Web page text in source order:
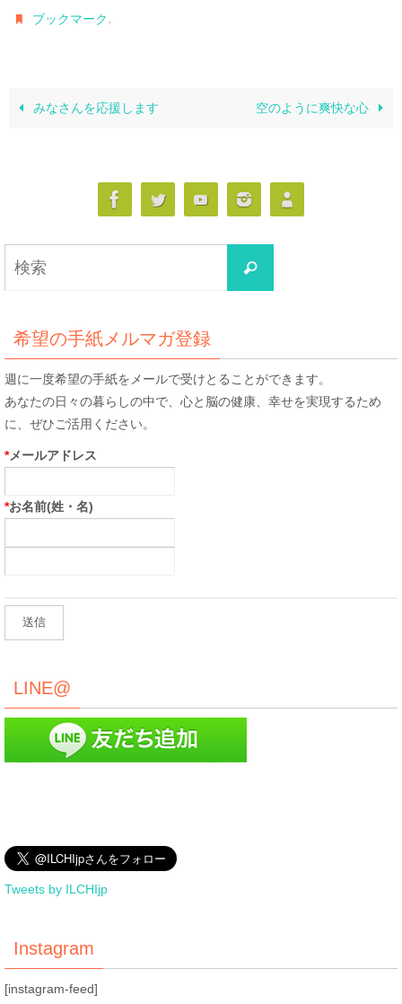
ブックマーク.
みなさんを応援します 空のように爽快な心
検
索
希望の手紙メルマガ登録
週に一度希望の手紙をメールで受けとることができます。
あなたの日々の暮らしの中で、心と脳の健康、幸せを実現するため
に、ぜひご活用ください。
*メールアドレス
*お名前(姓・名)
LINE@
Tweets by ILCHIjp
Instagram
[instagram-feed]